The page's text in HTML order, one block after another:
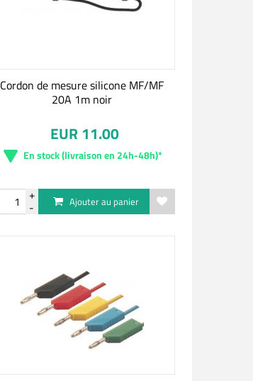
Cordon de mesure silicone MF/MF
20A 1m noir
EUR 11.00
En stock (livraison en 24h-48h)*
Ajouter au panier